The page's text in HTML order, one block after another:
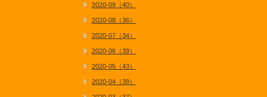
2020-09（40）
2020-08（36）
2020-07（34）
2020-06（39）
2020-05（43）
2020-04（38）